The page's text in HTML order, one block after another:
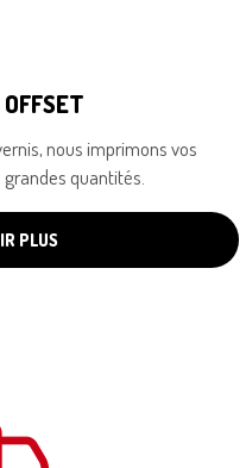
nous imprimons vos
quantités.
PLUS